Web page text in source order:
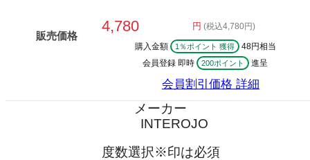
販売価格
4,780 円 (税込4,780円)
購入金額 1％ポイント 獲得 48円相当
会員登録 即時 200ポイント 進呈
会員割引価格 詳細
メーカー
INTEROJO
度数選択※印は必須